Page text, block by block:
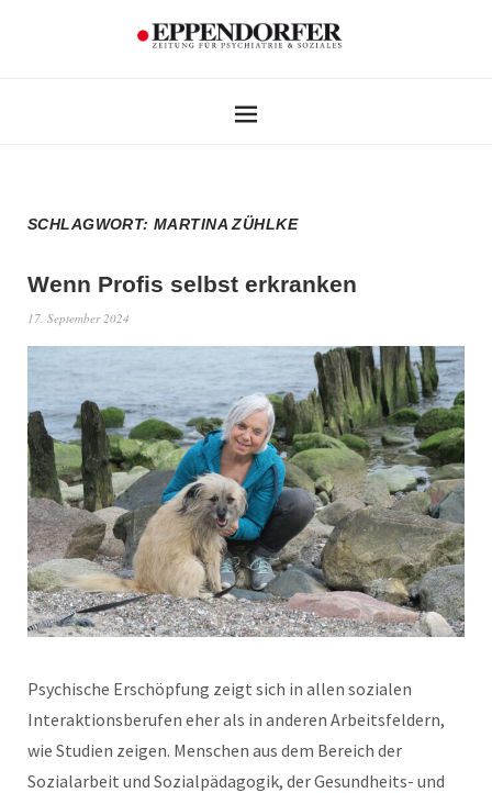
SCHLAGWORT:MARTINA ZÜHLKE
Wenn Profis selbst erkranken
17. September 2024
Psychische Erschöpfung zeigt sich in allen sozialen
Interaktionsberufen eher als in anderen Arbeitsfeldern,
wie Studien zeigen. Menschen aus dem Bereich der
Sozialarbeit und Sozialpädagogik, der Gesundheits- und